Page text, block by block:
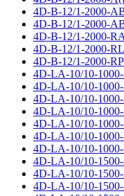
4D-B-12/1-2000-
4D-B-12/1-2000-
4D-B-12/1-2000-
4D-B-12/1-2000-
4D-B-12/1-2000-
4D-LA-10/10-
4D-LA-10/10-
4D-LA-10/10-
4D-LA-10/10-
4D-LA-10/10-
4D-LA-10/10-
4D-LA-10/10-1000-
4D-LA-10/10-
4D-LA-10/10-
4D-LA-10/10-